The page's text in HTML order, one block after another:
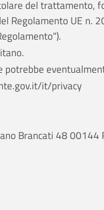
del
Regolamento UE n.
it/privacy
Brancati 48 00144